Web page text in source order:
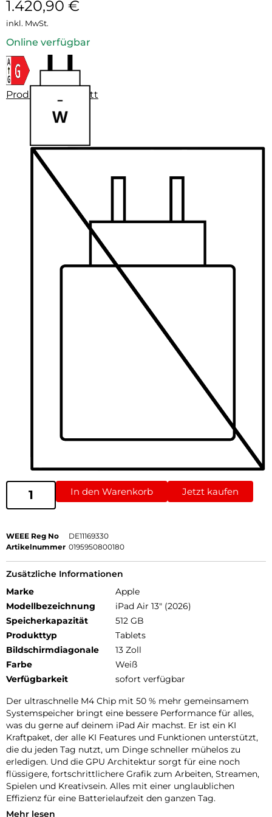
1.420,90 €
inkl. MwSt.
Online verfügbar
Produktdatenblatt
In den Warenkorb Jetzt kaufen
WEEE Reg No
DE11169330
Artikelnummer 0195950800180
Zusätzliche Informationen
Marke
Apple
Modellbezeichnung
iPad Air 13" (2026)
Speicherkapazität
512 GB
Produkttyp
Tablets
Bildschirmdiagonale
13 Zoll
Farbe
Weiß
Verfügbarkeit
sofort verfügbar
Der ultraschnelle M4 Chip mit 50 % mehr gemeinsamem
Systemspeicher bringt eine bessere Performance für alles,
was du gerne auf deinem iPad Air machst. Er ist ein KI
Kraftpaket, der alle KI Features und Funktionen unterstützt,
die du jeden Tag nutzt, um Dinge schneller mühelos zu
erledigen. Und die GPU Architektur sorgt für eine noch
flüssigere, fortschrittlichere Grafik zum Arbeiten, Streamen,
Spielen und Kreativsein. Alles mit einer unglaublichen
Effizienz für eine Batterielaufzeit den ganzen Tag.
Mehr lesen